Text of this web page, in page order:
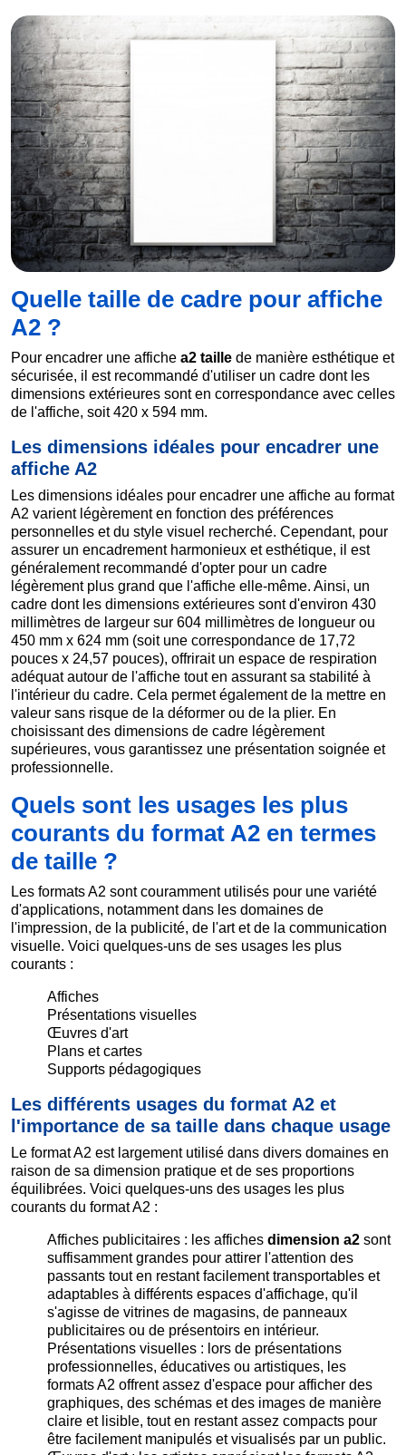
Quelle taille de cadre pour affiche
A2 ?
Pour encadrer une affiche a2 taille de manière esthétique et
sécurisée, il est recommandé d'utiliser un cadre dont les
dimensions extérieures sont en correspondance avec celles
de l'affiche, soit 420 x 594 mm.
Les dimensions idéales pour encadrer une
affiche A2
Les dimensions idéales pour encadrer une affiche au format
A2 varient légèrement en fonction des préférences
personnelles et du style visuel recherché. Cependant, pour
assurer un encadrement harmonieux et esthétique, il est
généralement recommandé d'opter pour un cadre
légèrement plus grand que l'affiche elle-même. Ainsi, un
cadre dont les dimensions extérieures sont d'environ 430
millimètres de largeur sur 604 millimètres de longueur ou
450 mm x 624 mm (soit une correspondance de 17,72
pouces x 24,57 pouces), offrirait un espace de respiration
adéquat autour de l'affiche tout en assurant sa stabilité à
l'intérieur du cadre. Cela permet également de la mettre en
valeur sans risque de la déformer ou de la plier. En
choisissant des dimensions de cadre légèrement
supérieures, vous garantissez une présentation soignée et
professionnelle.
Quels sont les usages les plus
courants du format A2 en termes
de taille ?
Les formats A2 sont couramment utilisés pour une variété
d'applications, notamment dans les domaines de
l'impression, de la publicité, de l'art et de la communication
visuelle. Voici quelques-uns de ses usages les plus
courants :
Affiches
Présentations visuelles
Œuvres d'art
Plans et cartes
Supports pédagogiques
Les différents usages du format A2 et
l'importance de sa taille dans chaque usage
Le format A2 est largement utilisé dans divers domaines en
raison de sa dimension pratique et de ses proportions
équilibrées. Voici quelques-uns des usages les plus
courants du format A2 :
Affiches publicitaires : les affiches dimension a2 sont
suffisamment grandes pour attirer l'attention des
passants tout en restant facilement transportables et
adaptables à différents espaces d'affichage, qu'il
s'agisse de vitrines de magasins, de panneaux
publicitaires ou de présentoirs en intérieur.
Présentations visuelles : lors de présentations
professionnelles, éducatives ou artistiques, les
formats A2 offrent assez d'espace pour afficher des
graphiques, des schémas et des images de manière
claire et lisible, tout en restant assez compacts pour
être facilement manipulés et visualisés par un public.